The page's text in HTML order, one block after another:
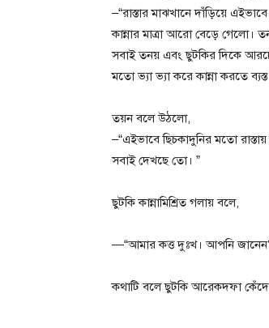
–“রাস্তার মাঝখানে দাঁড়িয়ে
কান্নার মাত্রা আরো বেড়ে গেলো।
সবাই তনয় এবং ছুটকির দিকে
মতো ভ্যা ভ্যা করে কান্না করতে
তয়ন বলে উঠলো,
–“এইভাবে ছিচকাদুনির মতো রাস্তায়
সবাই দেখছে তো। ”
ছুটকি কান্নামিশ্রিত গলায় বলে,
—“আমার কত্ত দুঃখ। আপনি জানেন?
কথাটি বলে ছুটকি আরেকদফা